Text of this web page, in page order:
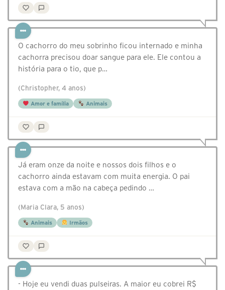
O cachorro do meu sobrinho ficou internado e minha
cachorra precisou doar sangue para ele. Ele contou a
história para o tio, que p…
(Christopher, 4 anos)
Amor e família Animais
Já eram onze da noite e nossos dois filhos e o
cachorro ainda estavam com muita energia. O pai
estava com a mão na cabeça pedindo …
(Maria Clara, 5 anos)
Animais Irmãos
- Hoje eu vendi duas pulseiras. A maior eu cobrei R$